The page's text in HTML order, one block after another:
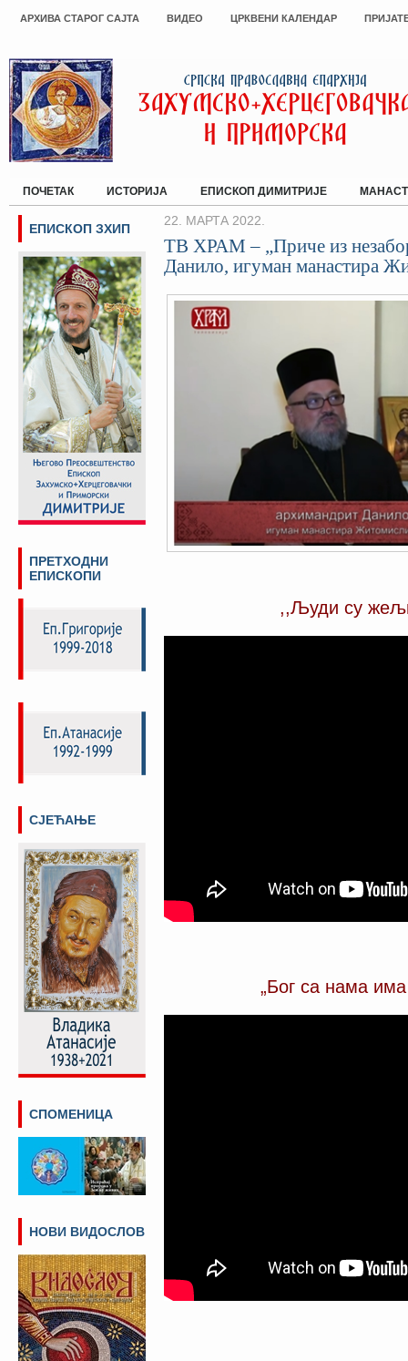
АРХИВА СТАРОГ САЈТА ВИДЕО ЦРКВЕНИ КАЛЕНДАР
ПОЧЕТАК ИСТОРИЈА ЕПИСКОП ДИМИТРИЈЕ
22. МАРТА 2022.
ТВ ХРАМ – „Приче из
Данило, игуман манастира
,,Људи су
„Бог са нама
ЕПИСКОП ЗХИП
ПРЕТХОДНИ
ЕПИСКОПИ
СЈЕЋАЊЕ
СПОМЕНИЦА
НОВИ ВИДОСЛОВ